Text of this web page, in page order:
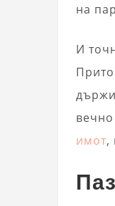
на
И
имот,